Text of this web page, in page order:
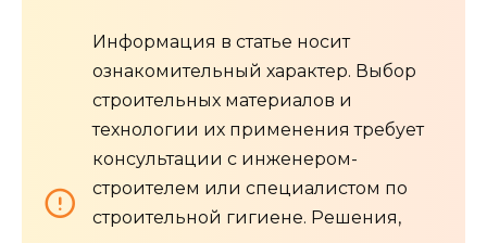
Информация в статье носит
ознакомительный характер. Выбор
строительных материалов и
технологии их применения требует
консультации с инженером-
строителем или специалистом по
строительной гигиене. Решения,